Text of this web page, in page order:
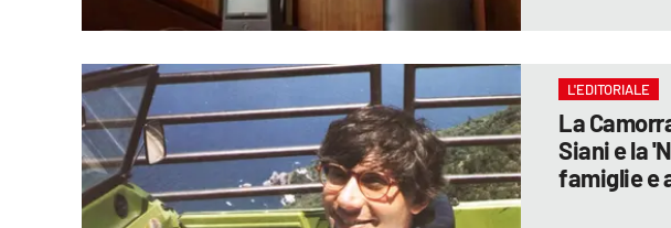
L'EDITORIALE
La
Siani e la
famiglie e